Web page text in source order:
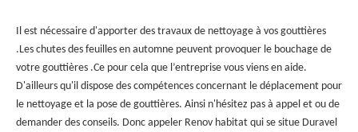
Il est nécessaire d'apporter des travaux de nettoyage à vos gouttières
.Les chutes des feuilles en automne peuvent provoquer le bouchage de
votre gouttières .Ce pour cela que l’entreprise vous viens en aide.
D'ailleurs qu'il dispose des compétences concernant le déplacement pour
le nettoyage et la pose de gouttières. Ainsi n'hésitez pas à appel et ou de
demander des conseils. Donc appeler Renov habitat qui se situe Duravel